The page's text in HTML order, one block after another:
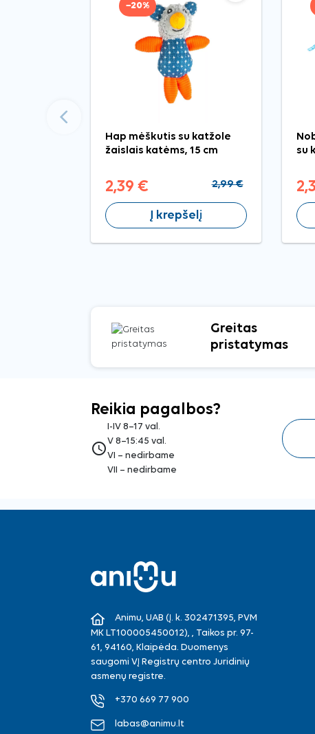
−20%
Hap mėškutis su katžole
žaislais katėms, 15 cm
2,39 € 2,99 €
Į krepšelį
su
Greitas
pristatymas
Reikia pagalbos?
access_time
I-IV 8–17 val.
V 8–15:45 val.
VI – nedirbame
VII – nedirbame
Animu, UAB (Į. k. 302471395, PVM
MK LT100005450012), , Taikos pr. 97-
61, 94160, Klaipėda. Duomenys
saugomi VĮ Registrų centro Juridinių
asmenų registre.
+370 669 77 900
labas@animu.lt